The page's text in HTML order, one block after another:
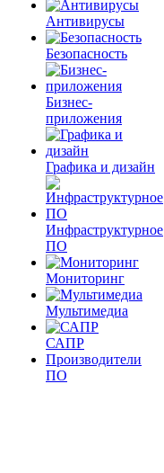
Антивирусы
Безопасность
Бизнес-
приложения
Графика и дизайн
Инфраструктурное
ПО
Мониторинг
Мультимедиа
САПР
Производители
ПО